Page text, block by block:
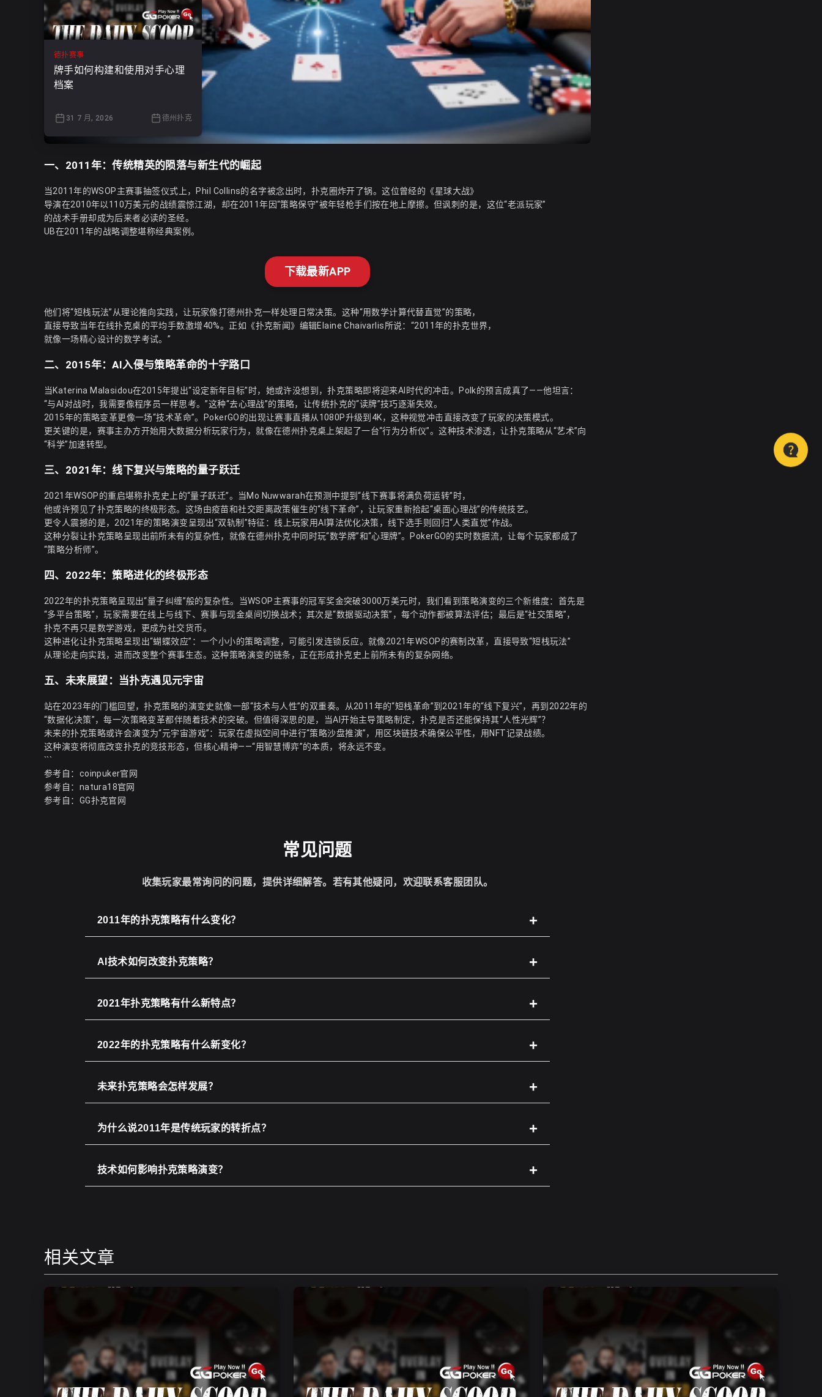
一、2011年：传统精英的陨落与新生代的崛起
当2011年的WSOP主赛事抽签仪式上，Phil Collins的名字被念出时，扑克圈炸开了锅。这位曾经的《星球大战》
导演在2010年以110万美元的战绩震惊江湖，却在2011年因“策略保守”被年轻枪手们按在地上摩擦。但讽刺的是，这位“老派玩家”
的战术手册却成为后来者必读的圣经。
UB在2011年的战略调整堪称经典案例。
下载最新APP
他们将“短栈玩法”从理论推向实践，让玩家像打德州扑克一样处理日常决策。这种“用数学计算代替直觉”的策略，
直接导致当年在线扑克桌的平均手数激增40%。正如《扑克新闻》编辑Elaine Chaivarlis所说：“2011年的扑克世界，
就像一场精心设计的数学考试。”
二、2015年：AI入侵与策略革命的十字路口
当Katerina Malasidou在2015年提出“设定新年目标”时，她或许没想到，扑克策略即将迎来AI时代的冲击。Polk的预言成真了——他坦言：
“与AI对战时，我需要像程序员一样思考。”这种“去心理战”的策略，让传统扑克的“读牌”技巧逐渐失效。
2015年的策略变革更像一场“技术革命”。PokerGO的出现让赛事直播从1080P升级到4K，这种视觉冲击直接改变了玩家的决策模式。
更关键的是，赛事主办方开始用大数据分析玩家行为，就像在德州扑克桌上架起了一台“行为分析仪”。这种技术渗透，让扑克策略从“艺术”向
“科学”加速转型。
三、2021年：线下复兴与策略的量子跃迁
2021年WSOP的重启堪称扑克史上的“量子跃迁”。当Mo Nuwwarah在预测中提到“线下赛事将满负荷运转”时，
他或许预见了扑克策略的终极形态。这场由疫苗和社交距离政策催生的“线下革命”，让玩家重新拾起“桌面心理战”的传统技艺。
更令人震撼的是，2021年的策略演变呈现出“双轨制”特征：线上玩家用AI算法优化决策，线下选手则回归“人类直觉”作战。
这种分裂让扑克策略呈现出前所未有的复杂性，就像在德州扑克中同时玩“数学牌”和“心理牌”。PokerGO的实时数据流，让每个玩家都成了
“策略分析师”。
四、2022年：策略进化的终极形态
2022年的扑克策略呈现出“量子纠缠”般的复杂性。当WSOP主赛事的冠军奖金突破3000万美元时，我们看到策略演变的三个新维度：首先是
“多平台策略”，玩家需要在线上与线下、赛事与现金桌间切换战术；其次是“数据驱动决策”，每个动作都被算法评估；最后是“社交策略”，
扑克不再只是数学游戏，更成为社交货币。
这种进化让扑克策略呈现出“蝴蝶效应”：一个小小的策略调整，可能引发连锁反应。就像2021年WSOP的赛制改革，直接导致“短栈玩法”
从理论走向实践，进而改变整个赛事生态。这种策略演变的链条，正在形成扑克史上前所未有的复杂网络。
五、未来展望：当扑克遇见元宇宙
站在2023年的门槛回望，扑克策略的演变史就像一部“技术与人性”的双重奏。从2011年的“短栈革命”到2021年的“线下复兴”，再到2022年的
“数据化决策”，每一次策略变革都伴随着技术的突破。但值得深思的是，当AI开始主导策略制定，扑克是否还能保持其“人性光辉”？
未来的扑克策略或许会演变为“元宇宙游戏”：玩家在虚拟空间中进行“策略沙盘推演”，用区块链技术确保公平性，用NFT记录战绩。
这种演变将彻底改变扑克的竞技形态，但核心精神——“用智慧博弈”的本质，将永远不变。
```
参考自： coinpuker官网
参考自： natura18官网
参考自： GG扑克官网
常见问题
收集玩家最常询问的问题，提供详细解答。若有其他疑问，欢迎联系客服团队。
2011年的扑克策略有什么变化？
AI技术如何改变扑克策略？
2021年扑克策略有什么新特点？
2022年的扑克策略有什么新变化？
未来扑克策略会怎样发展？
为什么说2011年是传统玩家的转折点？
技术如何影响扑克策略演变？
相关文章
德扑赛事
牌手如何构建和使用对手心理
档案
31 7 月, 2026 德州扑克